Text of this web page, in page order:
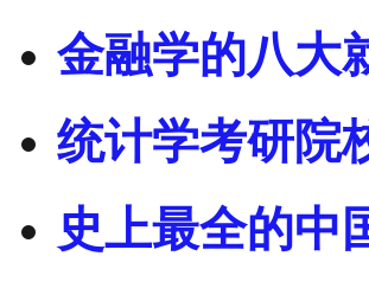
金融学的八大
统计学考研院
史上最全的中